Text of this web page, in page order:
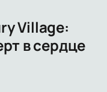
Village:
в сердце